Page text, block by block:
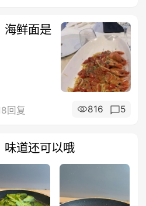
海鲜面是
回复 816 5
味道还可以哦